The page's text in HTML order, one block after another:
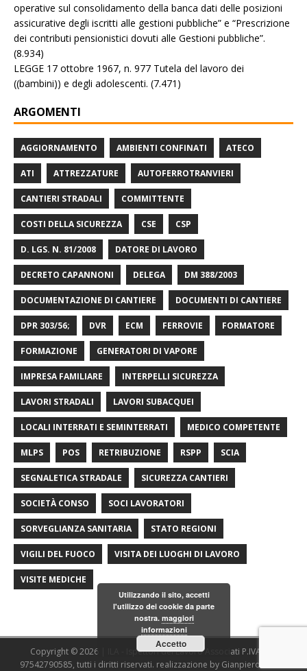
operative sul consolidamento della banca dati delle posizioni
assicurative degli iscritti alle gestioni pubbliche” e “Prescrizione
dei contributi pensionistici dovuti alle Gestioni pubbliche”.
(8.934)
LEGGE 17 ottobre 1967, n. 977 Tutela del lavoro dei
((bambini)) e degli adolescenti. (7.471)
ARGOMENTI
AGGIORNAMENTO AMBIENTI CONFINATI ATECO
ATI ATTREZZATURE AUTOFERROTRANVIERI
CANTIERI STRADALI COMMITTENTE
COSTI DELLA SICUREZZA CSE CSP
D. LGS. N. 81/2008 DATORE DI LAVORO
DECRETO CAPANNONI DELEGA DM 388/2003
DOCUMENTAZIONE DI CANTIERE DOCUMENTI DI CANTIERE
DPR 303/56; DVR ECM FERROVIE FORMATORE
FORMAZIONE GENERATORI DI VAPORE
IMPRESA FAMILIARE INTERPELLI SICUREZZA
LAVORI STRADALI LAVORI SUBACQUEI
LOCALI INTERRATI E SEMINTERRATI MEDICO COMPETENTE
MLPS POS RETRIBUZIONE RSPP SCIA
SEGNALETICA STRADALE SICUREZZA CANTIERI
SOCIETÀ CONSO SOCI LAVORATORI
SORVEGLIANZA SANITARIA STATO REGIONI
VIGILI DEL FUOCO VISITA DEI LUOGHI DI LAVORO
VISITE MEDICHE
Copyright © 2026 | ILA - Ispettori del Lavoro Associati P.IVA/C.F.
97542790585, tutti i diritti riservati. realizzazione by Gianpiero Fasulo
Utilizzando il sito, accetti
l'utilizzo dei cookie da parte
nostra. maggiori
informazioni
Accetto